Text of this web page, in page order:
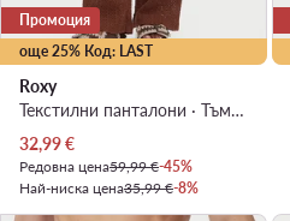
още 25% Код: LAST
Промоция
Roxy
Текстилни панталони · Тъмнокафяв
Актуална цена
32,99€
Редовна цена59,99 €-45%
Най-ниска цена35,99 €-8%